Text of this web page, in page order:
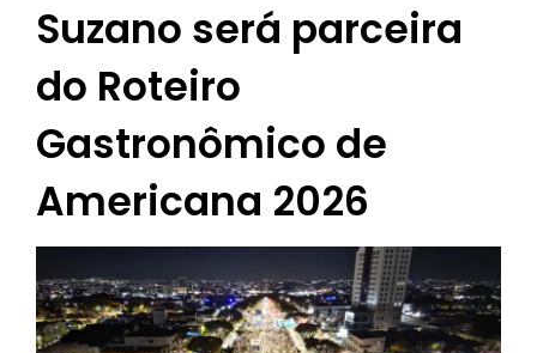
Suzano será parceira
do Roteiro
Gastronômico de
Americana 2026